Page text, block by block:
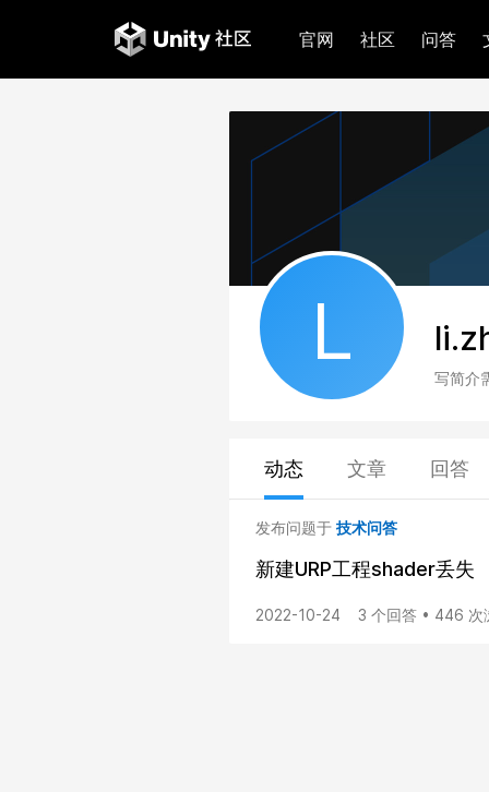
官网 社区 问答
L
写简介
动态 文章 回答
发布问题于 技术问答
新建URP工程shader丢失
2022-10-24 3 个回答 • 446 次